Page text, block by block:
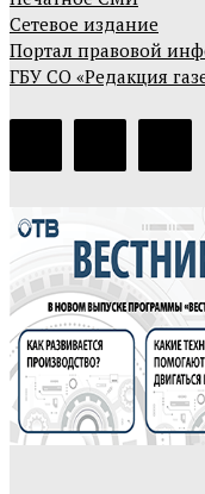
Сетевое издание
Портал правовой
ГБУ СО «Редакция